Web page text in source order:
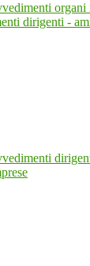
dirigenti -